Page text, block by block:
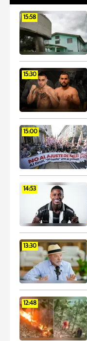
15:58
15:30
15:00
14:53
13:30
12:48